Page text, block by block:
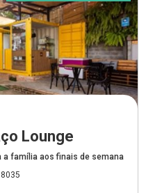
Lounge
a família aos finais de semana